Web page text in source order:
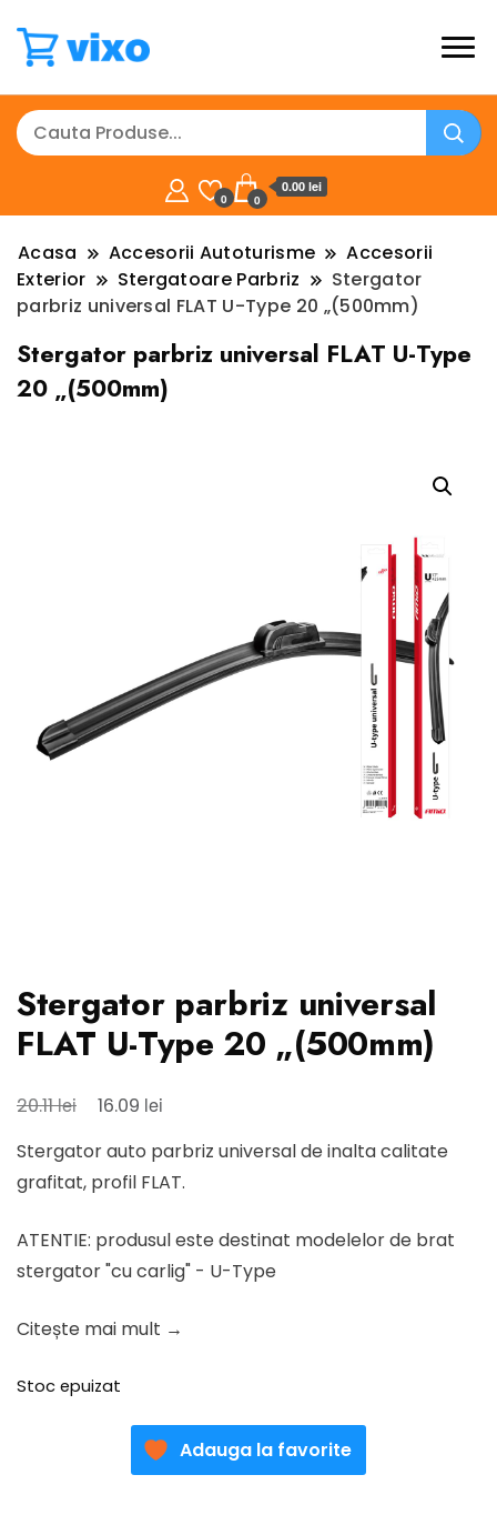
0 0
0.00 lei
Acasa Accesorii Autoturisme
Accesorii
Exterior
Stergatoare Parbriz
Stergator
parbriz universal FLAT U-Type 20 „(500mm)
Stergator parbriz universal FLAT U-Type
20 „(500mm)
Stergator parbriz universal
FLAT U-Type 20 „(500mm)
20.11lei
Prețul
a
fost:
20.11 lei.
16.09 lei
este:
16.09 lei.
Stergator auto parbriz universal de inalta calitate
grafitat, profil FLAT.
ATENTIE: produsul este destinat modelelor de brat
stergator "cu carlig" - U-Type
Citește mai mult →
Stoc epuizat
Adauga la favorite